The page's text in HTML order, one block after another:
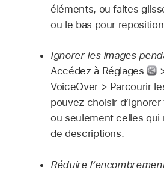
éléments, ou faites
ou le bas pour
Ignorer les images
Accédez à Réglages
VoiceOver > Parcourir
pouvez choisir
ou seulement celles qui
de descriptions.
Réduire